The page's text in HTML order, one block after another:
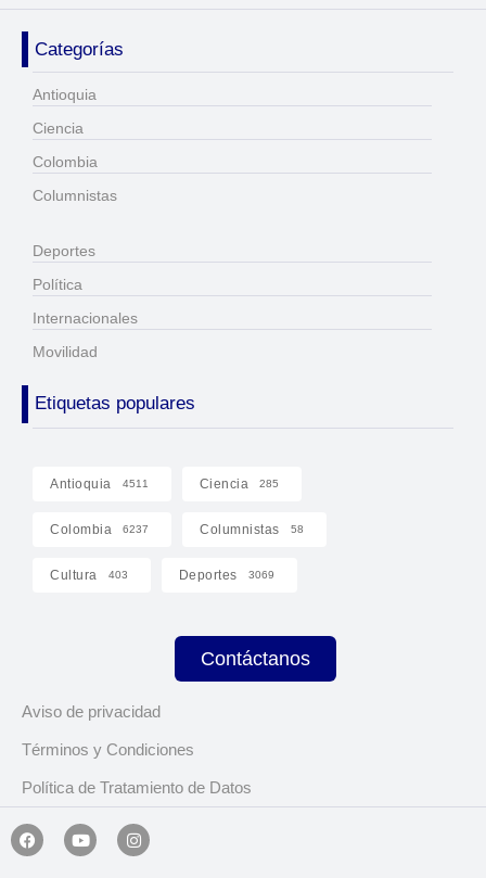
Categorías
Antioquia
Ciencia
Colombia
Columnistas
Deportes
Política
Internacionales
Movilidad
Etiquetas populares
Antioquia 4511 Ciencia 285
Colombia 6237 Columnistas 58
Cultura 403 Deportes 3069
Contáctanos
Aviso de privacidad
Términos y Condiciones
Política de Tratamiento de Datos